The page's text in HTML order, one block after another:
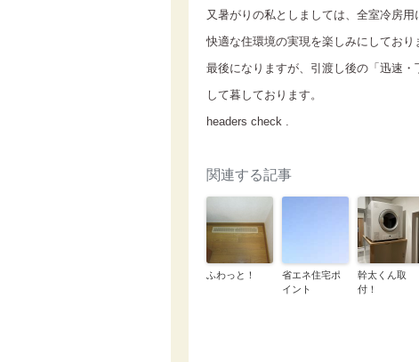
又暑がりの私としましては、全室冷房
快適な住環境の実現を楽しみにしており
最後になりますが、引渡し後の「迅速
して暮しております。
headers check
関連する記事
ふわっと！
省エネ住宅ポ
イント
幹太くん取
付！